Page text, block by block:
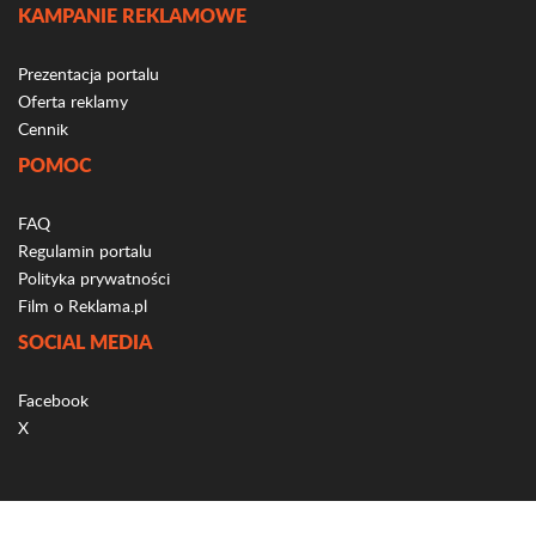
KAMPANIE REKLAMOWE
Prezentacja portalu
Oferta reklamy
Cennik
POMOC
FAQ
Regulamin portalu
Polityka prywatności
Film o Reklama.pl
SOCIAL MEDIA
Facebook
X